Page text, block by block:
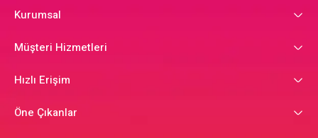
Kurumsal
Müşteri Hizmetleri
Hızlı Erişim
Öne Çıkanlar